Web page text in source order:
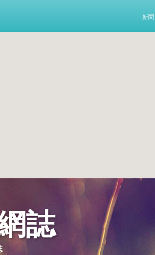
新聞
誌